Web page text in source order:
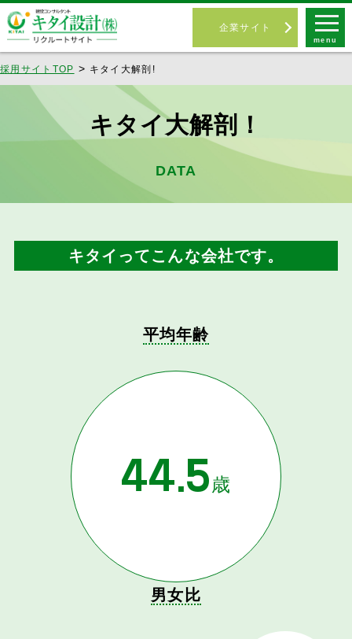
企業サイト
menu
採用サイトTOP キタイ大解剖!
キタイ大解剖！
DATA
キタイってこんな会社です。
平均年齢
44.5歳
男女比